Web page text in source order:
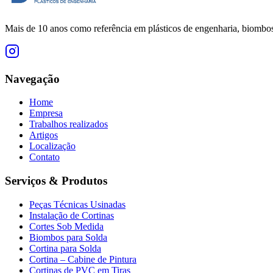
Mais de 10 anos como referência em plásticos de engenharia,
Navegação
Home
Empresa
Trabalhos realizados
Artigos
Localização
Contato
Serviços & Produtos
Peças Técnicas Usinadas
Instalação de Cortinas
Cortes Sob Medida
Biombos para Solda
Cortina para Solda
Cortina – Cabine de Pintura
Cortinas de PVC em Tiras